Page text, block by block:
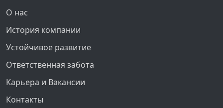
О нас
История компании
Устойчивое развитие
Ответственная забота
Карьера и Вакансии
Контакты